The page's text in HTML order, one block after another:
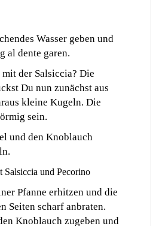
Wasser geben und
al dente garen.
der Salsiccia? Die
Du nun zunächst aus
kleine Kugeln. Die
sein.
und den Knoblauch
Pfanne erhitzen und die
Seiten scharf anbraten.
Knoblauch zugeben und